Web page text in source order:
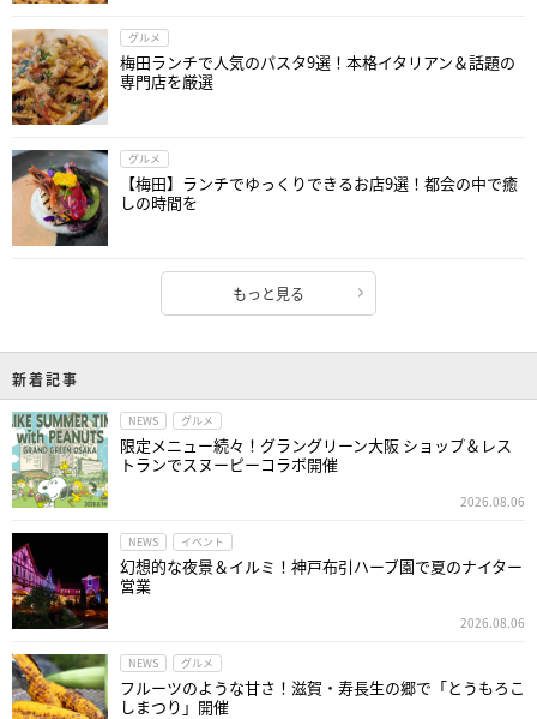
グルメ
梅田ランチで人気のパスタ9選！本格イタリアン＆話題の
専門店を厳選
グルメ
【梅田】ランチでゆっくりできるお店9選！都会の中で癒
しの時間を
もっと見る
新着記事
NEWS グルメ
限定メニュー続々！グラングリーン大阪 ショップ＆レス
トランでスヌーピーコラボ開催
2026.08.06
NEWS イベント
幻想的な夜景＆イルミ！神戸布引ハーブ園で夏のナイター
営業
2026.08.06
NEWS グルメ
フルーツのような甘さ！滋賀・寿長生の郷で「とうもろこ
しまつり」開催